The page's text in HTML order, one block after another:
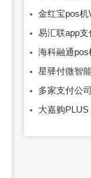
金红宝pos机
易汇联app
海科融通pos机提
星驿付微智
多家支付公
大嘉购PLUS：一